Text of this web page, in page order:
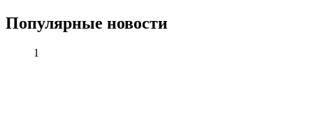
Популярные новости
1